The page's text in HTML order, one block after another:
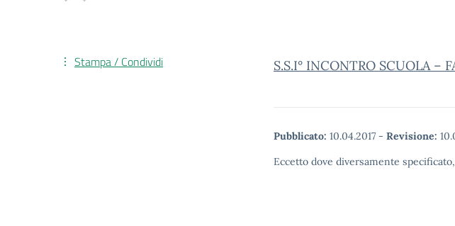
S.S.I° INCONTRO SCUOLA –
Pubblicato: 10.04.2017 - Revisione:
Eccetto dove diversamente
Stampa / Condividi